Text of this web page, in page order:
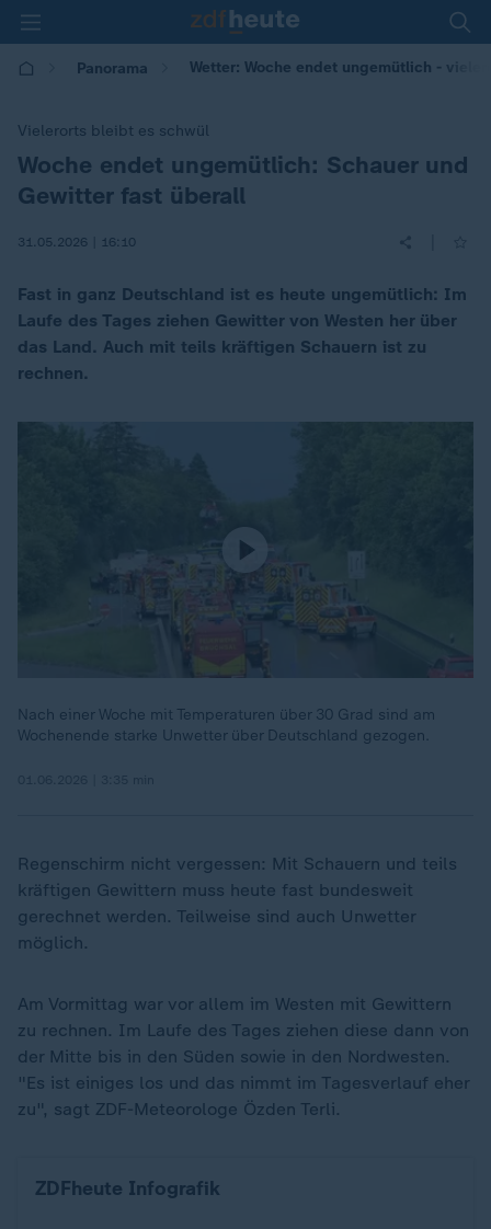
Panorama Wetter: Woche endet ungemütlich -
Vielerorts bleibt es schwül
:
Woche endet ungemütlich: Schauer und
Gewitter fast überall
31.05.2026 | 16:10
Fast in ganz Deutschland ist es heute ungemütlich: Im
Laufe des Tages ziehen Gewitter von Westen her über
das Land. Auch mit teils kräftigen Schauern ist zu
rechnen.
Nach einer Woche mit Temperaturen über 30 Grad sind am
Wochenende starke Unwetter über Deutschland gezogen.
Regenschirm nicht vergessen: Mit Schauern und teils
kräftigen Gewittern muss heute fast bundesweit
gerechnet werden. Teilweise sind auch Unwetter
möglich.
Am Vormittag war vor allem im Westen mit Gewittern
zu rechnen. Im Laufe des Tages ziehen diese dann von
der Mitte bis in den Süden sowie in den Nordwesten.
"Es ist einiges los und das nimmt im Tagesverlauf eher
zu", sagt ZDF-Meteorologe Özden Terli.
ZDFheute Infografik